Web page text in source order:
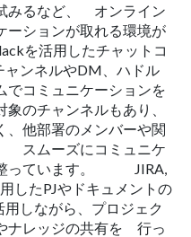
みるなど、 オンライン
ーションが取れる環境が
活用したチャットコ
ネルやDM、ハドル
でコミュニケーションを
のチャンネルもあり、
、他部署のメンバーや関
にコミュニケ
整っています。 JIRA,
したPJやドキュメントの
しながら、プロジェク
ナレッジの共有を 行っ